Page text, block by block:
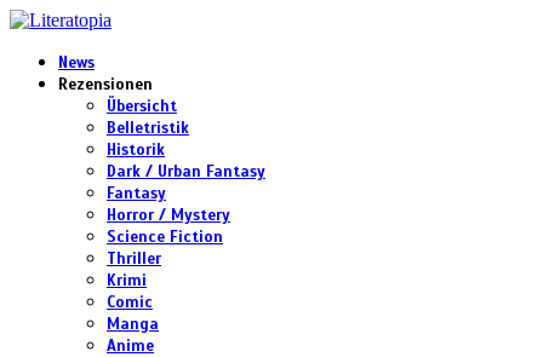
News
Rezensionen
Übersicht
Belletristik
Historik
Dark / Urban Fantasy
Fantasy
Horror / Mystery
Science Fiction
Thriller
Krimi
Comic
Manga
Anime